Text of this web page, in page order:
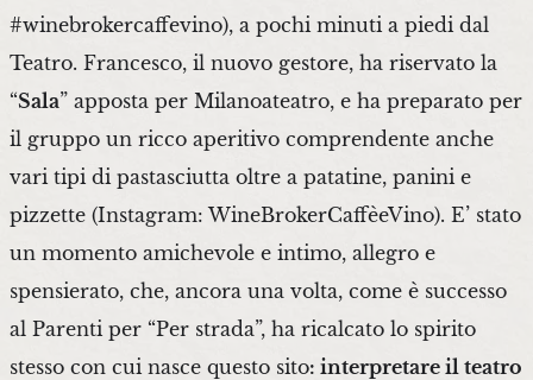
#winebrokercaffevino), a pochi minuti a piedi dal
Teatro. Francesco, il nuovo gestore, ha riservato la
“Sala” apposta per Milanoateatro, e ha preparato per
il gruppo un ricco aperitivo comprendente anche
vari tipi di pastasciutta oltre a patatine, panini e
pizzette (Instagram: WineBrokerCaffèeVino). E’ stato
un momento amichevole e intimo, allegro e
spensierato, che, ancora una volta, come è successo
al Parenti per “Per strada”, ha ricalcato lo spirito
stesso con cui nasce questo sito: interpretare il teatro